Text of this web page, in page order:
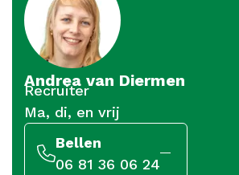
Andrea van Diermen
Recruiter
Ma, di, en vrij
Bellen
06 81 36 06 24